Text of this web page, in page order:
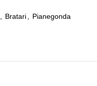
Bratari Pianegonda